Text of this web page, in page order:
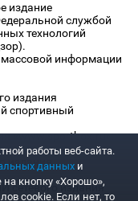
издание
службой
технологий
массовой информации
издания
спортивный
«www.sportbox.ru»:
издания
сетевого издания
работы веб-сайта.
данных и
кнопку «Хорошо»,
cookie. Если нет, то